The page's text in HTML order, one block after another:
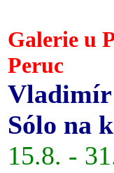
Galerie u
Peruc
Sólo na
15.8. -